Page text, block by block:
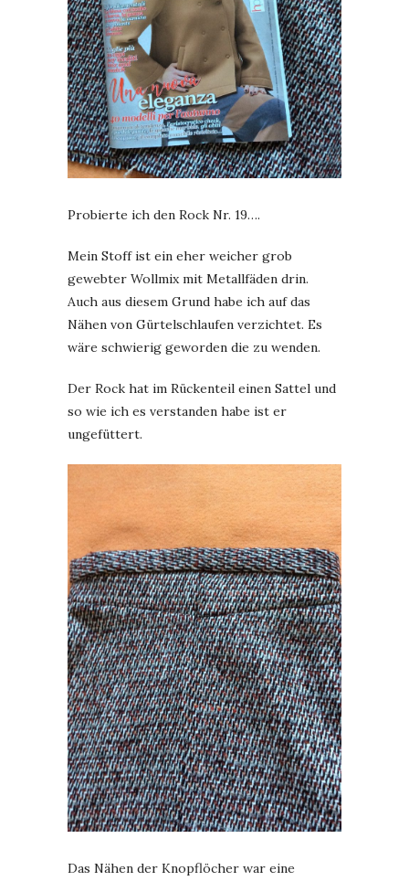
Probierte ich den Rock Nr. 19….
Mein Stoff ist ein eher weicher grob
gewebter Wollmix mit Metallfäden drin.
Auch aus diesem Grund habe ich auf das
Nähen von Gürtelschlaufen verzichtet. Es
wäre schwierig geworden die zu wenden.
Der Rock hat im Rückenteil einen Sattel und
so wie ich es verstanden habe ist er
ungefüttert.
Das Nähen der Knopflöcher war eine